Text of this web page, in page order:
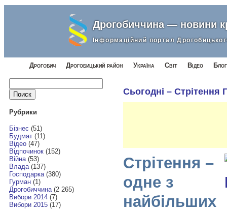
Дрогобиччина — новини
Інформаційний портал
Дрогобич Дрогобицький район Україна Світ Відео
Найти:
Рубрики
Бізнес (51)
Будмат(11)
Відео(47)
Відпочинок(152)
Війна(53)
Влада(137)
Господарка(380)
Гурман(1)
Дрогобиччина(2 265)
Вибори 2014(7)
Вибори 2015(17)
Сьогодні – Стрітення
Стрітення –
одне з
найбільших